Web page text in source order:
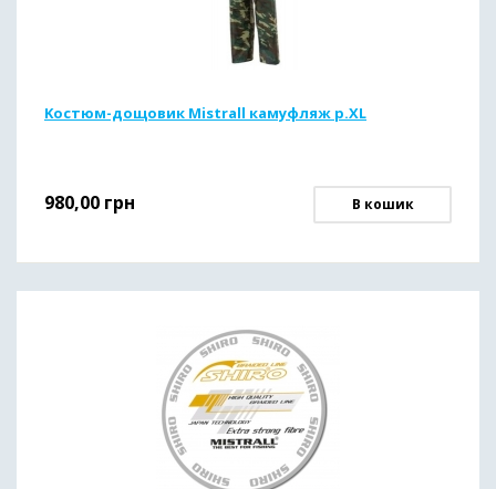
Kостюм-дощовик Mistrall камуфляж р.XL
980,00 грн В кошик